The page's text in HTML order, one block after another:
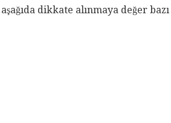
dikkate alınmaya değer bazı